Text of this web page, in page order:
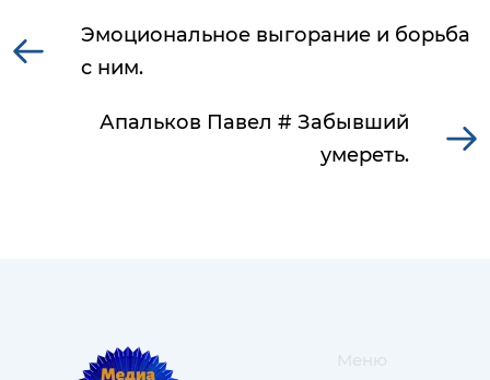
Эмоциональное выгорание и борьба
с ним.
Апальков Павел # Забывший
умереть.
Меню